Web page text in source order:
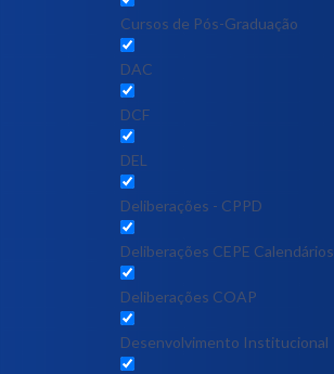
Cursos de Pós-Graduação
DAC
DCF
DEL
Deliberações - CPPD
Deliberações CEPE Calendários
Deliberações COAP
Desenvolvimento Institucional